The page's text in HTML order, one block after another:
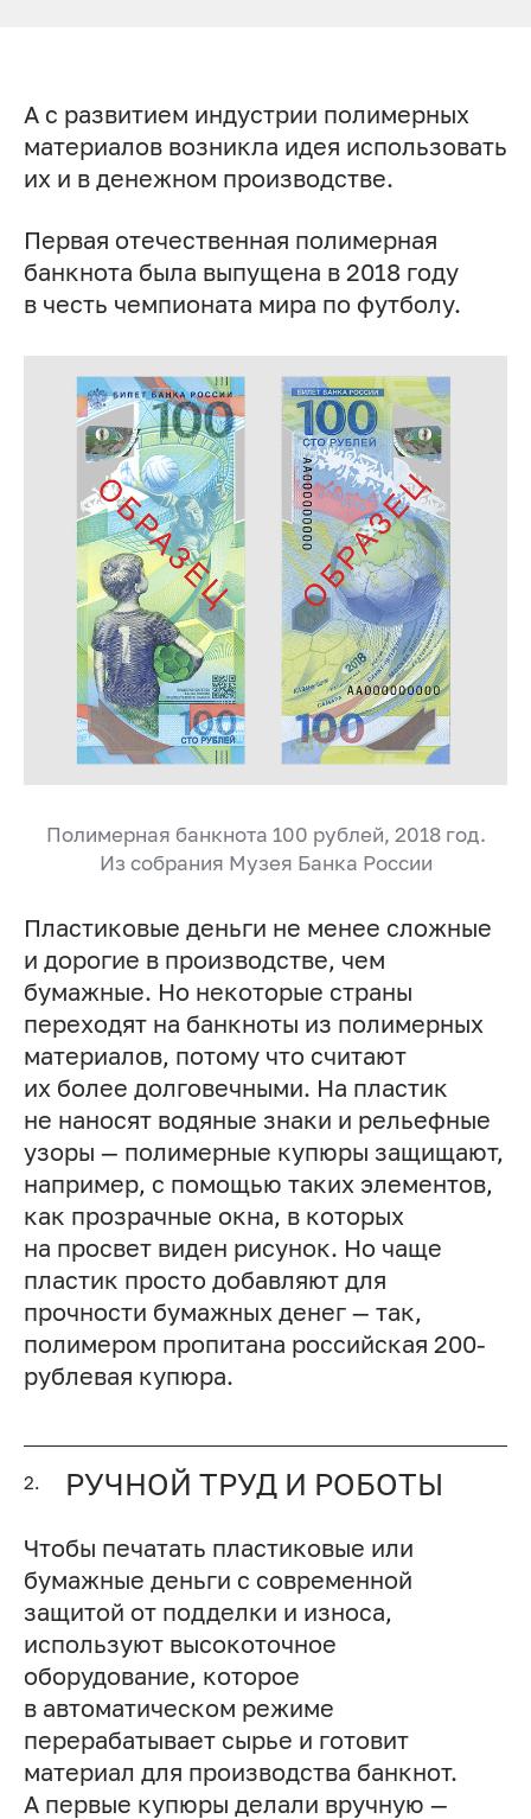
А с развитием индустрии полимерных
материалов возникла идея использовать
их и в денежном производстве.
Первая отечественная полимерная
банкнота была выпущена в 2018 году
в честь чемпионата мира по футболу.
Полимерная банкнота 100 рублей, 2018 год.
Из собрания Музея Банка России
Пластиковые деньги не менее сложные
и дорогие в производстве, чем
бумажные. Но некоторые страны
переходят на банкноты из полимерных
материалов, потому что считают
их более долговечными. На пластик
не наносят водяные знаки и рельефные
узоры — полимерные купюры защищают,
например, с помощью таких элементов,
как прозрачные окна, в которых
на просвет виден рисунок. Но чаще
пластик просто добавляют для
прочности бумажных денег — так,
полимером пропитана российская 200-
рублевая купюра.
2. РУЧНОЙ ТРУД И РОБОТЫ
Чтобы печатать пластиковые или
бумажные деньги с современной
защитой от подделки и износа,
используют высокоточное
оборудование, которое
в автоматическом режиме
перерабатывает сырье и готовит
материал для производства банкнот.
А первые купюры делали вручную —